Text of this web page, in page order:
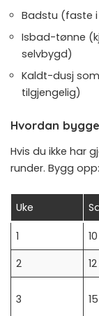
Badstu (faste
Isbad-tønne
selvbygd)
Kaldt-dusj
tilgjengelig)
Hvordan
Hvis du ikke har
runder. Bygg opp:
Uke
1
2
3